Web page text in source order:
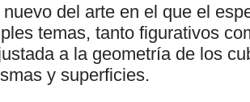
del arte en el que el
temas, tanto figurativos
a la geometría de los
y superficies.